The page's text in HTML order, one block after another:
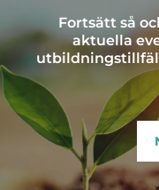
Fortsätt så
aktuella